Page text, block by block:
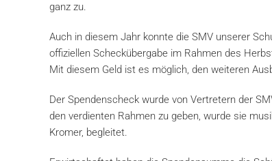
ganz zu.
Auch in diesem Jahr konnte die SMV unserer
offiziellen Scheckübergabe im Rahmen des
Mit diesem Geld ist es möglich, den weiteren
Der Spendenscheck wurde von Vertretern der
den verdienten Rahmen zu geben, wurde sie
Kromer, begleitet.